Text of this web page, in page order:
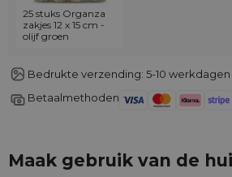
25 stuks Organza
zakjes 12 x 15 cm -
olijf groen
Bedrukte verzending: 5-10 werkdagen
Betaalmethoden
Maak gebruik van de